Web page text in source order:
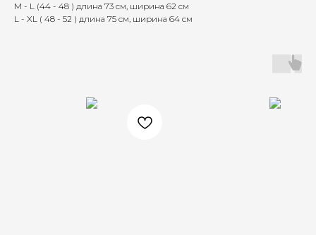
M - L (44 - 48 ) длина 73 см, ширина 62 см
L - XL ( 48 - 52 ) длина 75 cм, ширина 64 см